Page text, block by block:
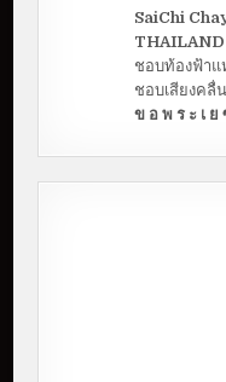
SaiChi
THAILAND
ชอบท้องฟ้าแ
ชอบเสียงคลื่
ข อ พ ร ะ เ ย